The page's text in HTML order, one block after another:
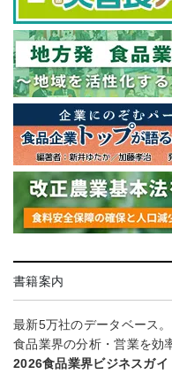
書籍案内
最新5万社のデータベース。
食品業界の分析・営業を効
2026食品業界ビジネスガイ